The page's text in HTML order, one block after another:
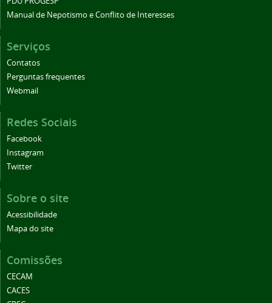
Manual de Nepotismo e Conflito de Interesses
Serviços
Contatos
Perguntas frequentes
Webmail
Redes Sociais
Facebook
Instagram
Twitter
Sobre o site
Acessibilidade
Mapa do site
Comissões
CECAM
CACES